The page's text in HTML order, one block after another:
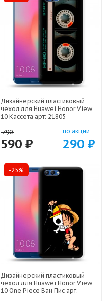
Дизайнерский пластиковый
чехол для Huawei Honor View
10 Кассета арт: 21805
790
590 ₽
по акции
290 ₽
-25%
Дизайнерский пластиковый
чехол для Huawei Honor View
10 One Piece Ван Пис арт: